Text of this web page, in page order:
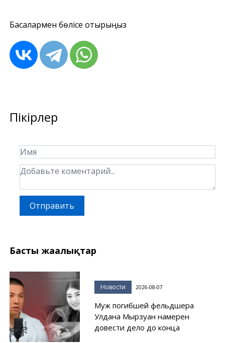
Басқалармен бөлісе отырыңыз
Пікірлер
Отправить
Басты жаңалықтар
Новости 2026-08-07
Муж погибшей фельдшера
Улдана Мырзуан намерен
довести дело до конца